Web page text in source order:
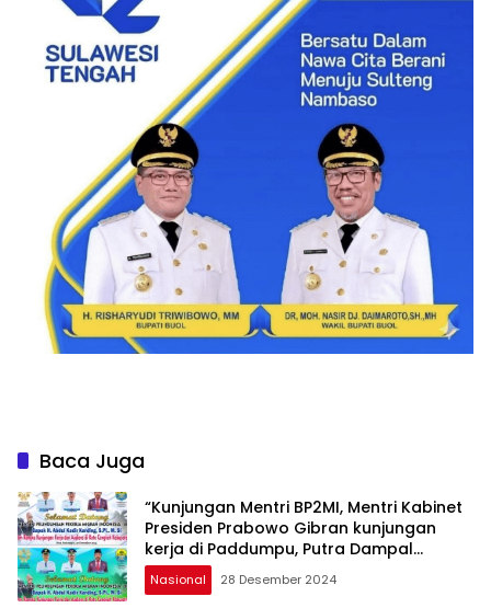
Baca Juga
“Kunjungan Mentri BP2MI, Mentri Kabinet
Presiden Prabowo Gibran kunjungan
kerja di Paddumpu, Putra Dampal
Selatan”
Nasional 28 Desember 2024